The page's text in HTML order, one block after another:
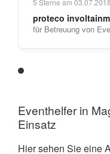
Qualifikationen und
Preiskategorien!
Kooperation! *** "
proteco
für Betreuung von
Eventhelfer in
Einsatz
Hier sehen Sie eine